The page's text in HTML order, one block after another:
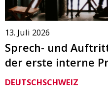
13. Juli 2026
Sprech- und
der erste interne
DEUTSCHSCHWEIZ